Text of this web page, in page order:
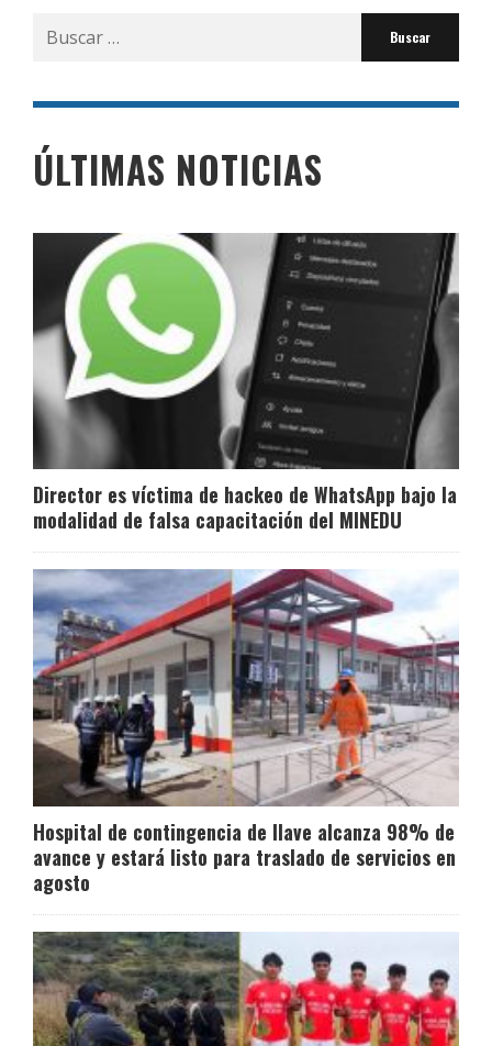
Buscar
por:
ÚLTIMAS NOTICIAS
Director es víctima de hackeo de WhatsApp bajo la
modalidad de falsa capacitación del MINEDU
Hospital de contingencia de Ilave alcanza 98% de
avance y estará listo para traslado de servicios en
agosto